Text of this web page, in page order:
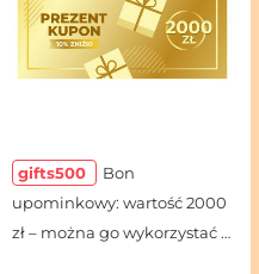
gifts500
Bon
upominkowy: wartość 2000
zł – można go wykorzystać z